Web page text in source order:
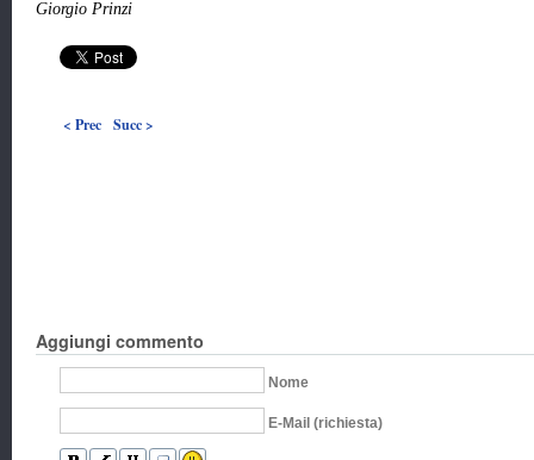
Giorgio Prinzi
< Prec Succ >
Aggiungi commento
Nome
E-Mail (richiesta)